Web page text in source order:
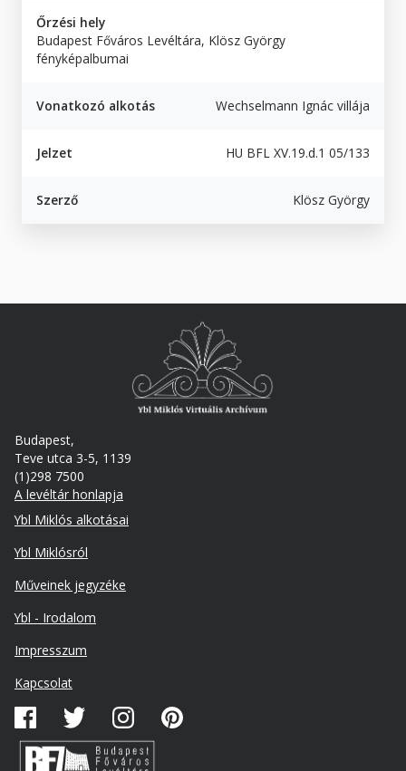
Őrzési hely
Budapest Főváros Levéltára, Klösz György
fényképalbumai
Vonatkozó alkotás Wechselmann Ignác villája
Jelzet HU BFL XV.19.d.1 05/133
Szerző Klösz György
Budapest,
Teve utca 3-5, 1139
(1)298 7500
A levéltár honlapja
Footer
Ybl Miklós alkotásai
Ybl Miklósról
Műveinek jegyzéke
Ybl - Irodalom
Lábléc
másodlagos
Impresszum
Kapcsolat
Közösségi
média